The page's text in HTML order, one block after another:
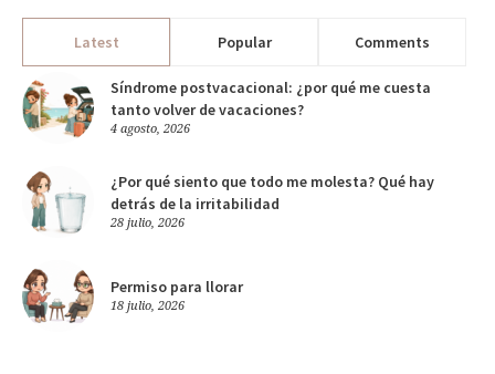
Latest Popular Comments
Síndrome postvacacional: ¿por qué me cuesta
tanto volver de vacaciones?
4 agosto, 2026
¿Por qué siento que todo me molesta? Qué hay
detrás de la irritabilidad
28 julio, 2026
Permiso para llorar
18 julio, 2026